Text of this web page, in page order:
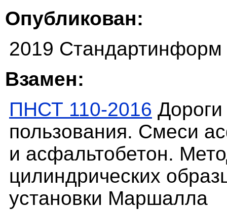
Опубликован:
2019 Стандартинформ
Взамен:
ПНСТ 110-2016
пользования. Смеси
и асфальтобетон.
цилиндрических
установки Маршалла